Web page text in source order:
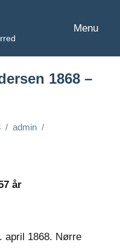
Menu
1868 –
admin
år
april 1868. Nørre